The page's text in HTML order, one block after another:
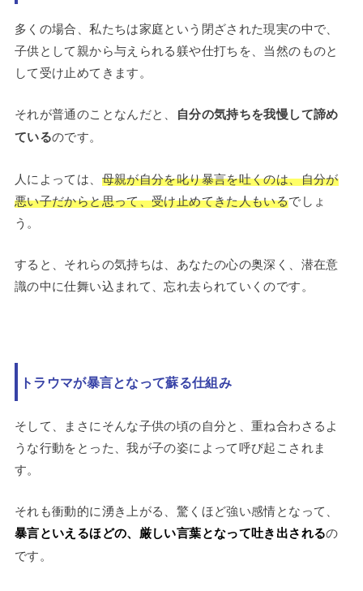
多くの場合、私たちは家庭という閉ざされた現実の中で、
子供として親から与えられる躾や仕打ちを、当然のものと
して受け止めてきます。
それが普通のことなんだと、
自分の気持ちを我慢して諦め
ているのです。
人によっては、 母親が自分を叱り暴言を吐くのは、自分が
悪い子だからと思って、受け止めてきた人もいるでしょ
う。
すると、それらの気持ちは、あなたの心の奥深く、潜在意
識の中に仕舞い込まれて、忘れ去られていくのです。
トラウマが暴言となって蘇る仕組み
そして、まさにそんな子供の頃の自分と、重ね合わさるよ
うな行動をとった、我が子の姿によって呼び起こされま
す。
それも衝動的に湧き上がる、驚くほど強い感情となって、
暴言といえるほどの、厳しい言葉となって吐き出されるの
です。